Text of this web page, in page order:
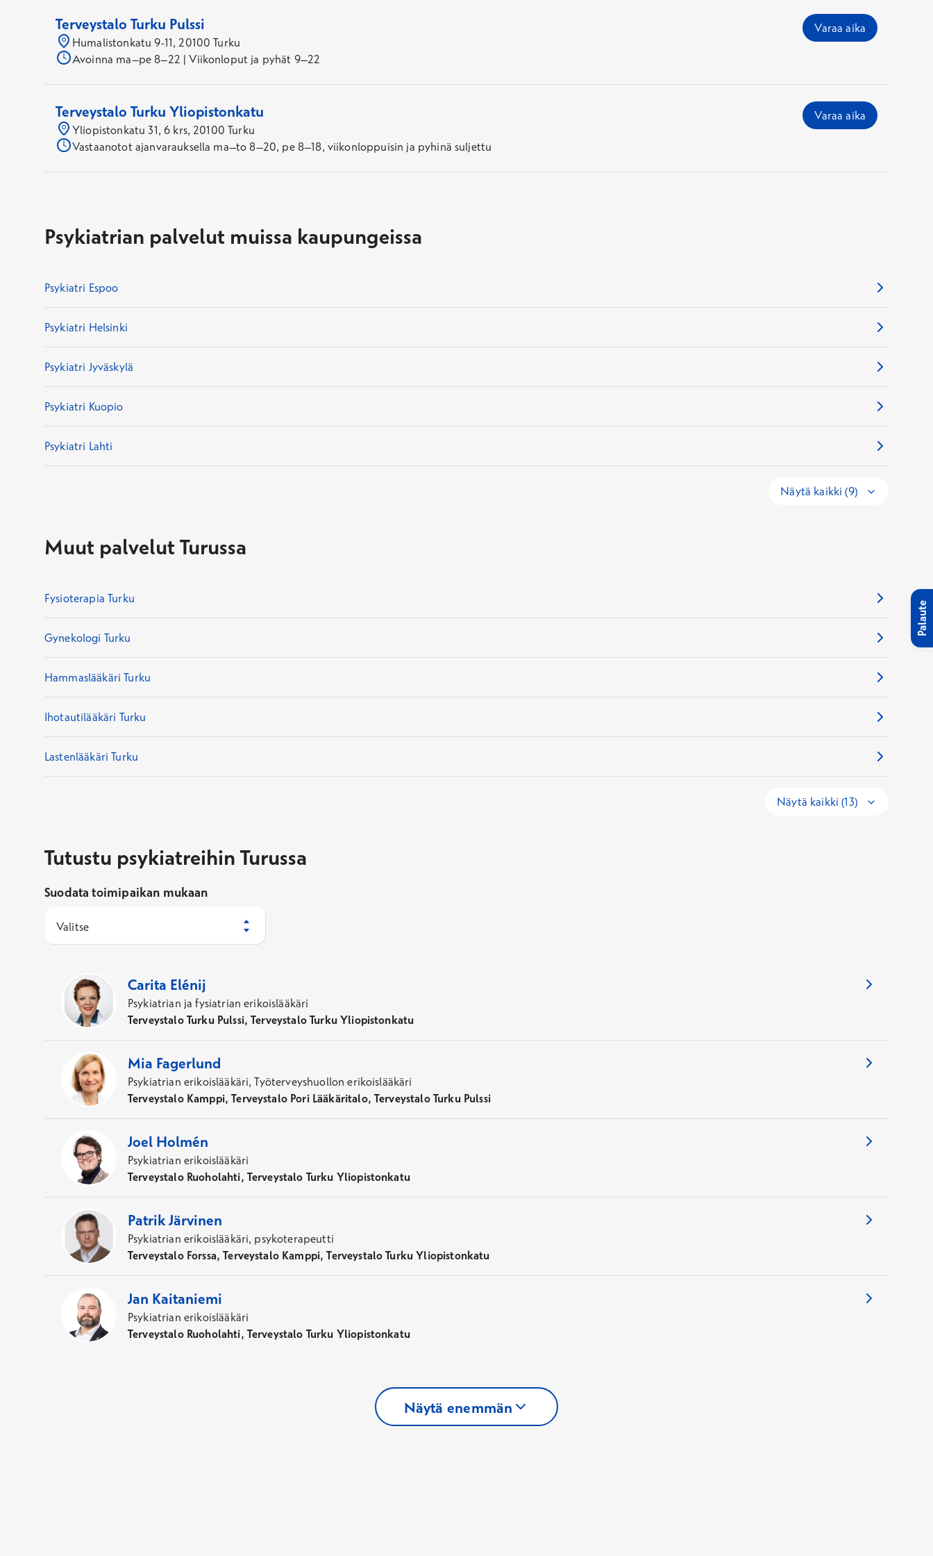
Terveystalo Turku Pulssi
Humalistonkatu 9-11, 20100 Turku
Avoinna ma–pe 8–22 | Viikonloput ja pyhät 9–22
Varaa aika
Terveystalo Turku Yliopistonkatu
Yliopistonkatu 31, 6 krs, 20100 Turku
Vastaanotot ajanvarauksella ma–to 8–20, pe 8–18, viikonloppuisin ja pyhinä suljettu
Varaa aika
Psykiatrian palvelut muissa kaupungeissa
Psykiatri Espoo
Psykiatri Helsinki
Psykiatri Jyväskylä
Psykiatri Kuopio
Psykiatri Lahti
Näytä kaikki (9)
Muut palvelut Turussa
Fysioterapia Turku
Gynekologi Turku
Hammaslääkäri Turku
Ihotautilääkäri Turku
Lastenlääkäri Turku
Näytä kaikki (13)
Tutustu psykiatreihin Turussa
Suodata toimipaikan mukaan
Valitse
Carita Elénij
Psykiatrian ja fysiatrian erikoislääkäri
Terveystalo Turku Pulssi, Terveystalo Turku Yliopistonkatu
Mia Fagerlund
Psykiatrian erikoislääkäri, Työterveyshuollon erikoislääkäri
Terveystalo Kamppi, Terveystalo Pori Lääkäritalo, Terveystalo Turku Pulssi
Joel Holmén
Psykiatrian erikoislääkäri
Terveystalo Ruoholahti, Terveystalo Turku Yliopistonkatu
PatrikJärvinen
Psykiatrian erikoislääkäri, psykoterapeutti
Terveystalo Forssa, Terveystalo Kamppi, Terveystalo Turku Yliopistonkatu
Jan Kaitaniemi
Psykiatrian erikoislääkäri
Terveystalo Ruoholahti, Terveystalo Turku Yliopistonkatu
Näytä enemmän
Palaute